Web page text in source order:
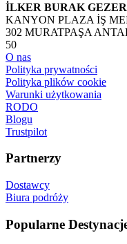
İLKER BURAK
KANYON PLAZA İŞ
302 MURATPAŞA
50
O nas
Polityka prywatności
Polityka plików cookie
Warunki użytkowania
RODO
Blogu
Trustpilot
Partnerzy
Dostawcy
Biura podróży
Popularne